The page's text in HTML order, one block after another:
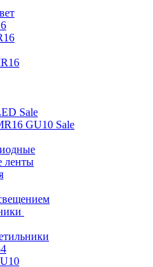
Sale
GU10 Sale
ленты